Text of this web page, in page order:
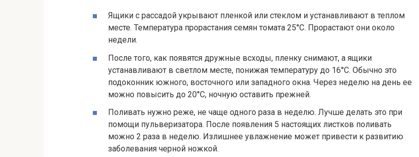
Ящики с рассадой укрывают пленкой или стеклом и устанавливают в теплом
месте. Температура прорастания семян томата 25°С. Прорастают они около
недели.
После того, как появятся дружные всходы, пленку снимают, а ящики
устанавливают в светлом месте, понижая температуру до 16°С. Обычно это
подоконник южного, восточного или западного окна. Через неделю на день ее
можно повысить до 20°С, ночную оставить прежней.
Поливать нужно реже, не чаще одного раза в неделю. Лучше делать это при
помощи пульверизатора. После появления 5 настоящих листков поливать
можно 2 раза в неделю. Излишнее увлажнение может привести к развитию
заболевания черной ножкой.